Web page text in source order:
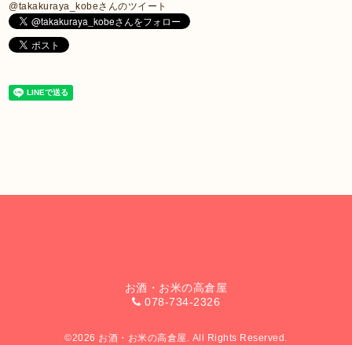
@takakuraya_kobeさんのツイート
お酒・お米の高倉屋
078-734-2326
©2026 お酒・お米の高倉屋 . All Rights Reserved.